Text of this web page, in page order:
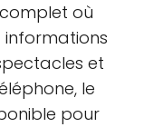
où
informations
et
le
pour